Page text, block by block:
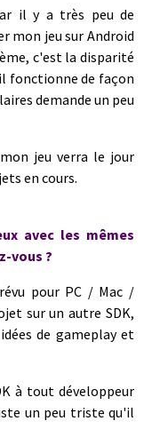
il y a très peu de
mon jeu sur Android
c'est la disparité
fonctionne de façon
demande un peu
jeu verra le jour
en cours.
avec les mêmes
vous ?
pour PC / Mac /
sur un autre SDK,
de gameplay et
à tout développeur
un peu triste qu'il